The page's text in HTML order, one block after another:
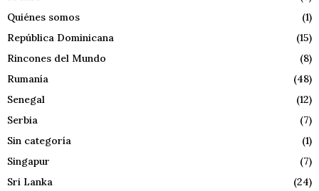
Quiénes somos
(1)
República Dominicana
(15)
Rincones del Mundo
(8)
Rumanía
(48)
Senegal
(12)
Serbia
(7)
Sin categoría
(1)
Singapur
(7)
Sri Lanka
(24)